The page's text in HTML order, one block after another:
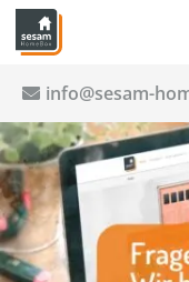
info@sesam-